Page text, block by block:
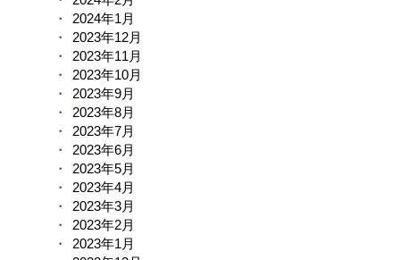
2024年1月
2023年12月
2023年11月
2023年10月
2023年9月
2023年8月
2023年7月
2023年6月
2023年5月
2023年4月
2023年3月
2023年2月
2023年1月